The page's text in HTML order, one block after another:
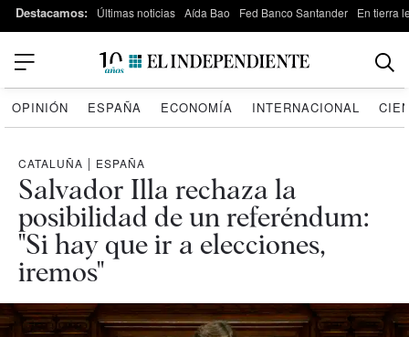
Destacamos: Últimas noticias Aída Bao Fed Banco Santander En tierra
OPINIÓN ESPAÑA ECONOMÍA INTERNACIONAL
CATALUÑA | ESPAÑA
Salvador Illa rechaza la
posibilidad de un referéndum:
"Si hay que ir a elecciones,
iremos"